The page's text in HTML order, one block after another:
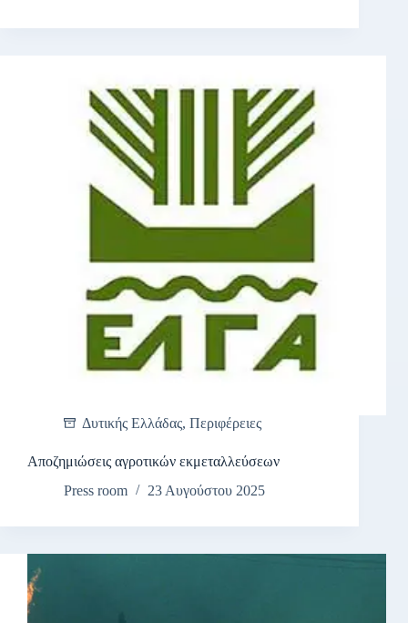
Δυτικής Ελλάδας, Περιφέρειες
Αποζημιώσεις αγροτικών εκμεταλλεύσεων
Press room
23 Αυγούστου 2025